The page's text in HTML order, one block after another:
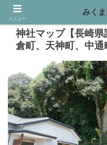
神社マップ【長崎
倉町、天神町、中通
メニュー
みく